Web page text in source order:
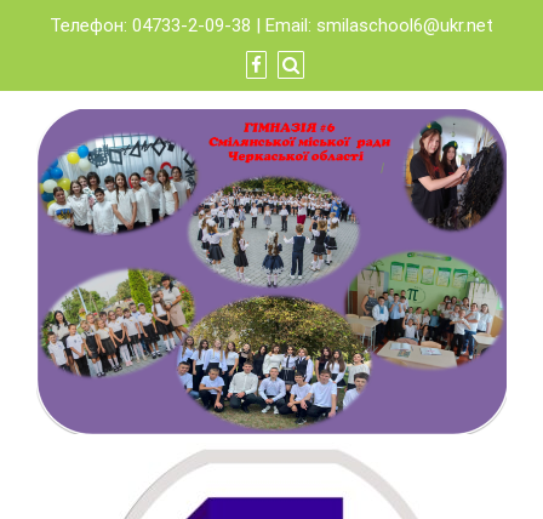
content
Телефон: 04733-2-09-38 | Email: smilaschool6@ukr.net